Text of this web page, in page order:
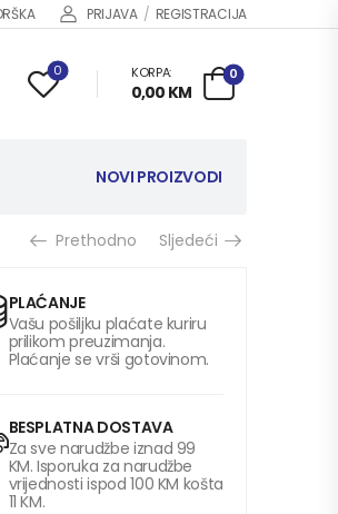
PRIJAVA / REGISTRACIJA
0 KORPA:
0,00 KM
0
NOVI PROIZVODI
Prethodno Sljedeći
PLAĆANJE
Vašu pošiljku plaćate kuriru
prilikom preuzimanja.
Plaćanje se vrši gotovinom.
BESPLATNA DOSTAVA
Za sve narudžbe iznad 99
KM. Isporuka za narudžbe
vrijednosti ispod 100 KM košta
11 KM.